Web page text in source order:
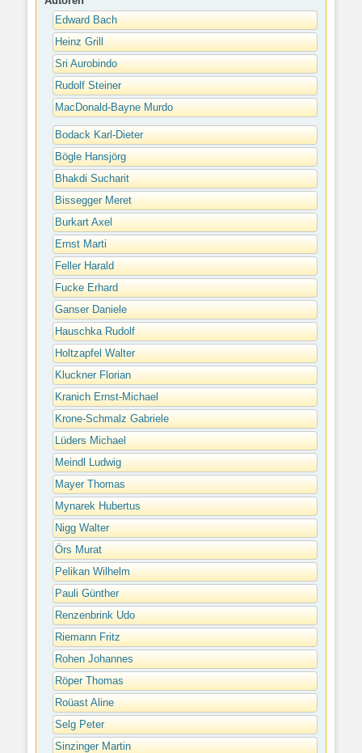
Edward Bach
Heinz Grill
Sri Aurobindo
Rudolf Steiner
MacDonald-Bayne Murdo
Bodack Karl-Dieter
Bögle Hansjörg
Bhakdi Sucharit
Bissegger Meret
Burkart Axel
Ernst Marti
Feller Harald
Fucke Erhard
Ganser Daniele
Hauschka Rudolf
Holtzapfel Walter
Kluckner Florian
Kranich Ernst-Michael
Krone-Schmalz Gabriele
Lüders Michael
Meindl Ludwig
Mayer Thomas
Mynarek Hubertus
Nigg Walter
Örs Murat
Pelikan Wilhelm
Pauli Günther
Renzenbrink Udo
Riemann Fritz
Rohen Johannes
Röper Thomas
Roüast Aline
Selg Peter
Sinzinger Martin